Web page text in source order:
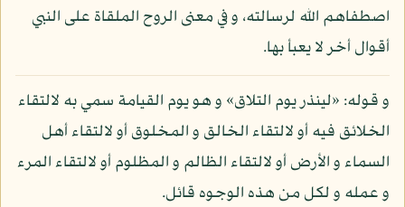
اصطفاهم الله لرسالته، و في معنى الروح الملقاة على النبي
أقوال أخر لا يعبأ بها.
و قوله: «لينذر يوم التلاق» و هو يوم القيامة سمي به لالتقاء
الخلائق فيه أو لالتقاء الخالق و المخلوق أو لالتقاء أهل
السماء و الأرض أو لالتقاء الظالم و المظلوم أو لالتقاء المرء
و عمله و لكل من هذه الوجوه قائل.